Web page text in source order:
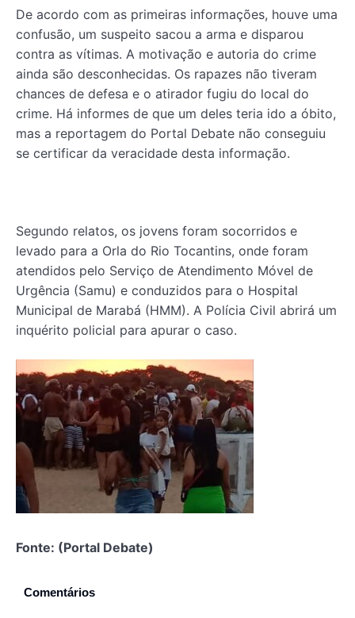
De acordo com as primeiras informações, houve uma
confusão, um suspeito sacou a arma e disparou
contra as vítimas. A motivação e autoria do crime
ainda são desconhecidas. Os rapazes não tiveram
chances de defesa e o atirador fugiu do local do
crime. Há informes de que um deles teria ido a óbito,
mas a reportagem do Portal Debate não conseguiu
se certificar da veracidade desta informação.
Segundo relatos, os jovens foram socorridos e
levado para a Orla do Rio Tocantins, onde foram
atendidos pelo Serviço de Atendimento Móvel de
Urgência (Samu) e conduzidos para o Hospital
Municipal de Marabá (HMM). A Polícia Civil abrirá um
inquérito policial para apurar o caso.
Fonte: (Portal Debate)
Comentários